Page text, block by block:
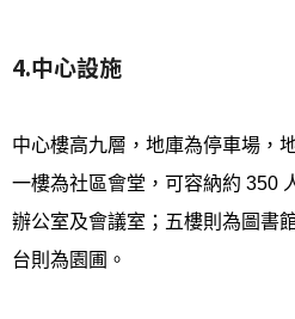
4.中心設施
中心樓高九層，地庫為停車場，
一樓為社區會堂，可容納約 350
辦公室及會議室；五樓則為圖書
台則為園圃。